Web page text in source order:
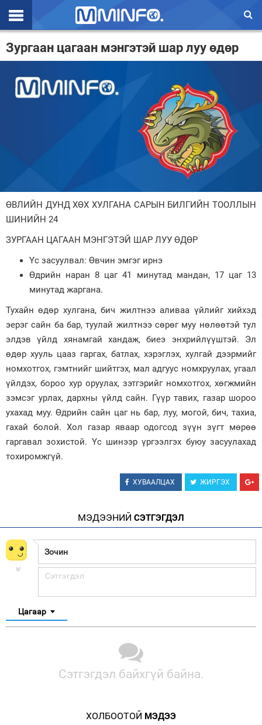
Эхлэл
Валют ханш
Нийгэм
Энтертайнмэнт
Зурхай
Зургаан цагаан мэнгэтэй шар луу өдөр
ӨВЛИЙН ДУНД ХӨХ ХУЛГАНА САРЫН БИЛГИЙН ТООЛЛЫН
ШИНИЙН 24
ЗУРГААН ЦАГААН МЭНГЭТЭЙ ШАР ЛУУ ӨДӨР
Үс засуулвал: Өвчин эмгэг ирнэ
Өдрийн наран 8 цаг 41 минутад мандан, 17 цаг 13
минутад жаргана.
Тухайн өдөр хулгана, бич жилтнээ аливаа үйлийг хийхэд
эерэг сайн ба бар, туулай жилтнээ сөрөг муу нөлөөтэй тул
элдэв үйлд хянамгай хандаж, биеэ энхрийлүүштэй. Эл
өдөр хууль цааз гаргах, батлах, хэрэглэх, хулгай дээрмийг
номхотгох, гэмтнийг шийтгэх, мал адгуус номхруулах, угаал
үйлдэх, бороо хур оруулах, зэтгэрийг номхотгох, хөгжмийн
зэмсэг урлах, дархны үйлд сайн. Гүүр тавих, газар шороо
ухахад муу. Өдрийн сайн цаг нь бар, луу, могой, бич, тахиа,
гахай болой. Хол газар яваар одогсод зүүн зүгт мөрөө
гаргавал зохистой. Үс шинээр үргээлгэх буюу засуулахад
тохиромжгүй.
ХУВААЛЦАХ ЖИРГЭХ
МЭДЭЭНИЙ СЭТГЭГДЭЛ
Цагаар
Сэтгэгдэл байхгүй байна.
ХОЛБООТОЙ МЭДЭЭ